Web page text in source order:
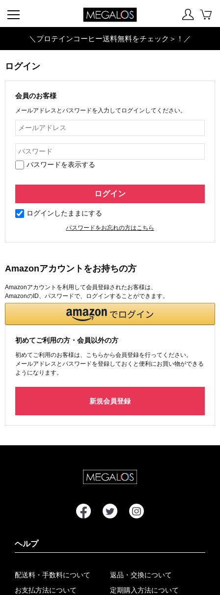
＼プロテインコーヒー送料無料をチェック＞！／
ログイン
会員のお客様
メールアドレスとパスワードを入力してログインしてください。
パスワードを表示する
ログインしたままにする
パスワードをお忘れの方はこちら
Amazonアカウントをお持ちの方
Amazonアカウントを利用して会員登録されたお客様は、
AmazonのID、パスワードで、ログインすることができます。
初めてご利用の方・会員以外の方
初めてご利用のお客様は、こちらから会員登録を行ってください。
メールアドレスとパスワードを登録しておくと便利にお買い物ができる
ようになります。
ヘルプ
配送料・手数料について
お支払方法について
返品・交換について
定期購入方法について